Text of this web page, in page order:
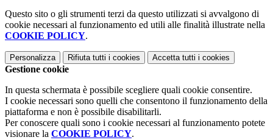
Questo sito o gli strumenti terzi da questo utilizzati si avvalgono di
cookie necessari al funzionamento ed utili alle finalità illustrate nella
COOKIE POLICY.
Personalizza Rifiuta tutti i cookies Accetta tutti i cookies
Gestione cookie
In questa schermata è possibile scegliere quali cookie consentire.
I cookie necessari sono quelli che consentono il funzionamento della
piattaforma e non è possibile disabilitarli.
Per conoscere quali sono i cookie necessari al funzionamento potete
visionare la COOKIE POLICY.